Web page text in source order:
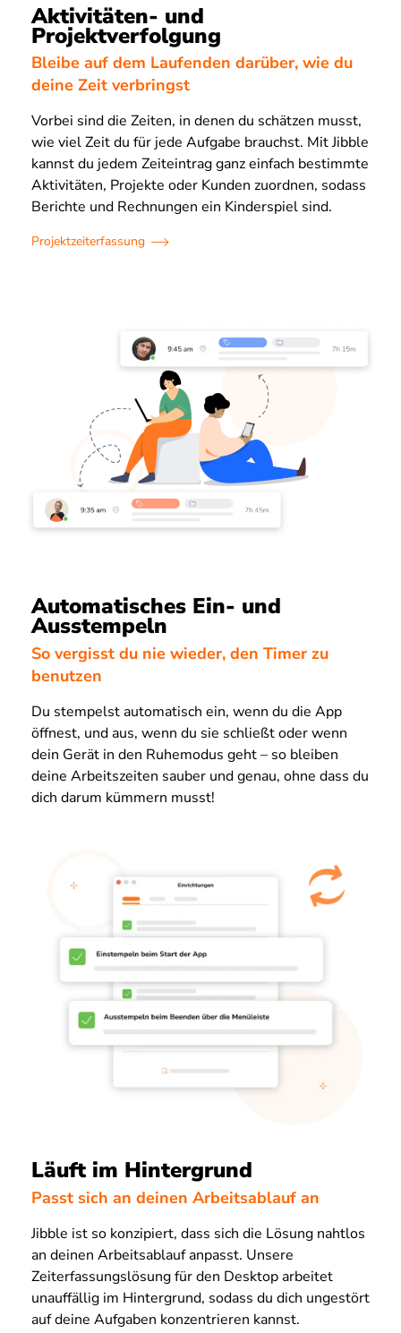
Aktivitäten- und
Projektverfolgung
Bleibe auf dem Laufenden darüber, wie du
deine Zeit verbringst
Vorbei sind die Zeiten, in denen du schätzen musst,
wie viel Zeit du für jede Aufgabe brauchst. Mit Jibble
kannst du jedem Zeiteintrag ganz einfach bestimmte
Aktivitäten, Projekte oder Kunden zuordnen, sodass
Berichte und Rechnungen ein Kinderspiel sind.
Projektzeiterfassung
Automatisches Ein- und
Ausstempeln
So vergisst du nie wieder, den Timer zu
benutzen
Du stempelst automatisch ein, wenn du die App
öffnest, und aus, wenn du sie schließt oder wenn
dein Gerät in den Ruhemodus geht – so bleiben
deine Arbeitszeiten sauber und genau, ohne dass du
dich darum kümmern musst!
Läuft im Hintergrund
Passt sich an deinen Arbeitsablauf an
Jibble ist so konzipiert, dass sich die Lösung nahtlos
an deinen Arbeitsablauf anpasst. Unsere
Zeiterfassungslösung für den Desktop arbeitet
unauffällig im Hintergrund, sodass du dich ungestört
auf deine Aufgaben konzentrieren kannst.